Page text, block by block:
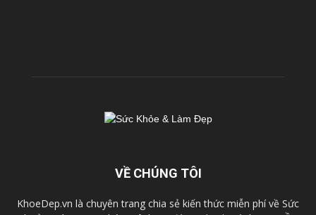
VỀ CHÚNG TÔI
KhoeDep.vn là chuyên trang chia sẻ kiến thức miễn phí về Sức